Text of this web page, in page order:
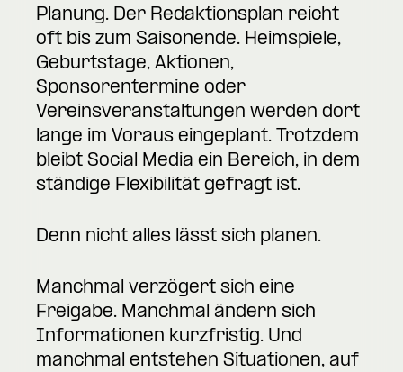
Planung. Der Redaktionsplan reicht
oft bis zum Saisonende. Heimspiele,
Geburtstage, Aktionen,
Sponsorentermine oder
Vereinsveranstaltungen werden dort
lange im Voraus eingeplant. Trotzdem
bleibt Social Media ein Bereich, in dem
ständige Flexibilität gefragt ist.
Denn nicht alles lässt sich planen.
Manchmal verzögert sich eine
Freigabe. Manchmal ändern sich
Informationen kurzfristig. Und
manchmal entstehen Situationen, auf